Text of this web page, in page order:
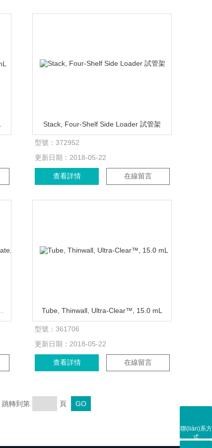
Stack, Four-Shelf Side Loader 試管架
型號：372952
更新日期： 2018-05-22
查看詳情 在線留言
Tube, Thinwall, Ultra-Clear™, 15.0 mL
型號：361706
更新日期： 2018-05-22
查看詳情 在線留言
跳轉到第 頁
聯(lián)系方
式